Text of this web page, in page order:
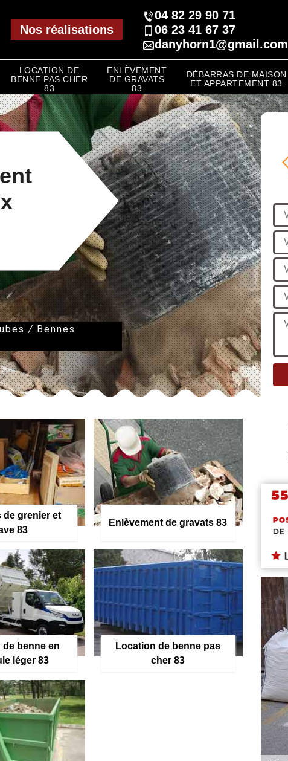
Nos réalisations
04 82 29 90 71
06 23 41 67 37
danyhorn1@gmail.com
LOCATION DE
BENNE PAS CHER
83
ENLÈVEMENT
DE GRAVATS
83
DÉBARRAS DE MAISON
ET APPARTEMENT 83
/ Bennes
de grenier et
83
Enlèvement de gravats 83
de benne en
léger 83
Location de benne pas
cher 83